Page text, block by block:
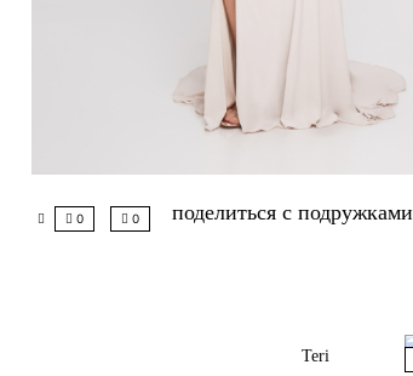
0 0 поделиться с подружками
Teri